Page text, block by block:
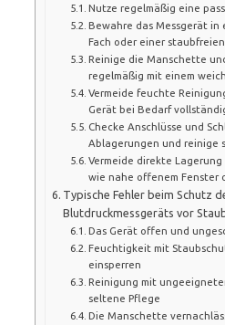
Nutze regelmäßig eine
Bewahre das Messgerät in
Fach oder einer
Reinige die Manschette
regelmäßig mit einem
Vermeide feuchte
Gerät bei Bedarf
Checke Anschlüsse und
Ablagerungen und reinige
Vermeide direkte
wie nahe offenem Fenster
Typische Fehler beim Schutz
Blutdruckmessgeräts vor
Das Gerät offen und
Feuchtigkeit mit
einsperren
Reinigung mit
seltene Pflege
Die Manschette